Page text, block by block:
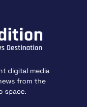
digital media
from the
space.